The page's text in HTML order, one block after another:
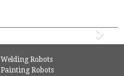
Welding Robots
Painting Robots